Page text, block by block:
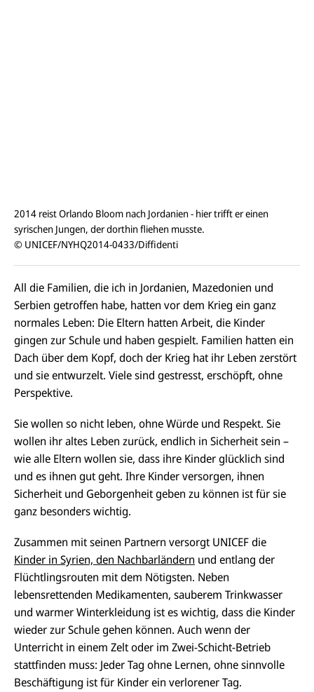
2014 reist Orlando Bloom nach Jordanien - hier trifft er einen
syrischen Jungen, der dorthin fliehen musste.
© UNICEF/NYHQ2014-0433/Diffidenti
All die Familien, die ich in Jordanien, Mazedonien und
Serbien getroffen habe, hatten vor dem Krieg ein ganz
normales Leben: Die Eltern hatten Arbeit, die Kinder
gingen zur Schule und haben gespielt. Familien hatten ein
Dach über dem Kopf, doch der Krieg hat ihr Leben zerstört
und sie entwurzelt. Viele sind gestresst, erschöpft, ohne
Perspektive.
Sie wollen so nicht leben, ohne Würde und Respekt. Sie
wollen ihr altes Leben zurück, endlich in Sicherheit sein –
wie alle Eltern wollen sie, dass ihre Kinder glücklich sind
und es ihnen gut geht. Ihre Kinder versorgen, ihnen
Sicherheit und Geborgenheit geben zu können ist für sie
ganz besonders wichtig.
Zusammen mit seinen Partnern versorgt UNICEF die
Kinder in Syrien, den Nachbarländern und entlang der
Flüchtlingsrouten mit dem Nötigsten. Neben
lebensrettenden Medikamenten, sauberem Trinkwasser
und warmer Winterkleidung ist es wichtig, dass die Kinder
wieder zur Schule gehen können. Auch wenn der
Unterricht in einem Zelt oder im Zwei-Schicht-Betrieb
stattfinden muss: Jeder Tag ohne Lernen, ohne sinnvolle
Beschäftigung ist für Kinder ein verlorener Tag.